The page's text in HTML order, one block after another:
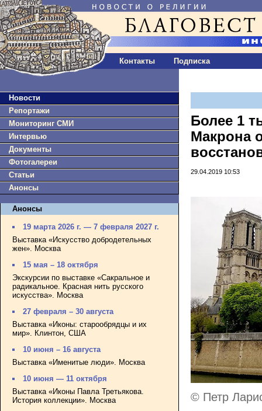
Контакты Подписка
Новости
Репортажи
Мониторинг СМИ
Интервью
Документы
Фотогалереи
Статьи
Анонсы
Анонсы
19 марта 2026 г. — 7 февраля 2027 г.
Выставка «Искусство добродетельных
жен». Москва
15 мая – 18 октября
Экскурсии по выставке «Сакральное и
радикальное. Красная нить русского
искусства». Москва
27 февраля – 30 августа
Выставка «Иконы: старообрядцы и их
мир». Клинтон, США
10 июня – 16 августа
Выставка «Именитые люди». Москва
10 июня — 11 октября
Выставка «Иконы Павла Третьякова.
История коллекции». Москва
Более 1
Макрона
29.04.2019 10:53
© Петр